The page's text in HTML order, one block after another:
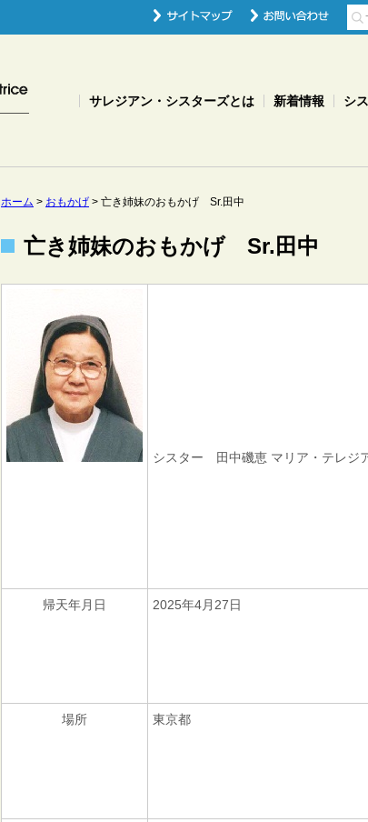
サレジアン・シスターズとは 新着情報 シ
ホーム > おもかげ > 亡き姉妹のおもかげ Sr.田中
亡き姉妹のおもかげ Sr.田中
シスター 田中磯恵 マリア・テレジ
帰天年月日 2025年4月27日
場所 東京都